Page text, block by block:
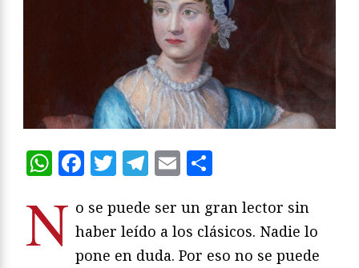
WhatsApp
Facebook
Twitter
Telegram
Email
N o se puede ser un gran lector sin
haber leído a los clásicos. Nadie lo
pone en duda. Por eso no se puede